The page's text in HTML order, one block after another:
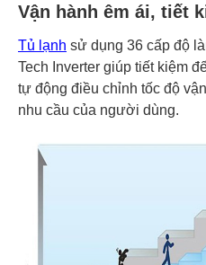
Vận hành êm ái, tiết
Tủ lạnh sử dụng 36 cấp độ
Tech Inverter giúp tiết kiệm
tự động điều chỉnh tốc độ
nhu cầu của người dùng.